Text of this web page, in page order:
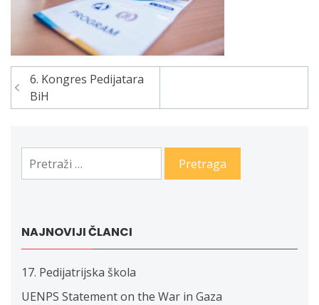
Navigacija
članaka
6. Kongres Pedijatara
BiH
Pretraga:
NAJNOVIJI ČLANCI
17. Pedijatrijska škola
UENPS Statement on the War in Gaza